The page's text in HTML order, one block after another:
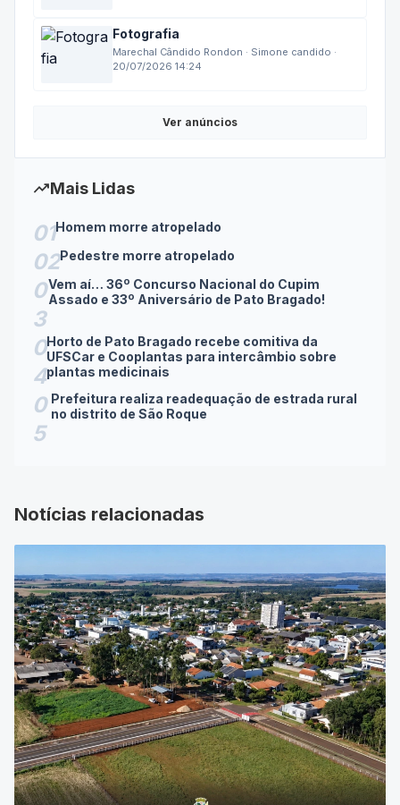
Fotografia
Marechal Cândido Rondon · Simone candido ·
20/07/2026 14:24
Ver anúncios
trending_upMais Lidas
01Homem morre atropelado
02Pedestre morre atropelado
0
3
Vem aí… 36º Concurso Nacional do Cupim
Assado e 33º Aniversário de Pato Bragado!
0
4
Horto de Pato Bragado recebe comitiva da
UFSCar e Cooplantas para intercâmbio sobre
plantas medicinais
0
5
Prefeitura realiza readequação de estrada rural
no distrito de São Roque
Notícias relacionadas